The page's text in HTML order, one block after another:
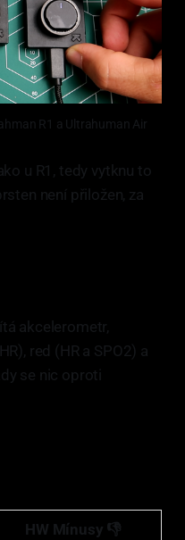
R1 a Ultrahuman Air
u R1, tedy vytknu to
není přiložen, za
akcelerometr,
red (HR a SPO2) a
se nic oproti
HW Mínusy 👎